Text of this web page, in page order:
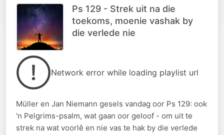
Ps 129 - Strek uit na die
toekoms, moenie vashak by
die verlede nie
Network error while loading playlist url
Müller en Jan Niemann gesels vandag oor Ps 129: ook
'n Pelgrims-psalm, wat gaan oor geloof - om uit te
strek na wat voorlê en nie vas te hak by die verlede